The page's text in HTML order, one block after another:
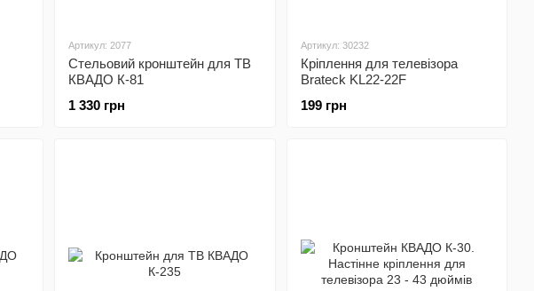
Артикул: 2077
Стельовий кронштейн для ТВ
КВАДО К-81
1 330 грн
Артикул: 30232
Кріплення для телевізора
Brateck KL22-22F
199 грн